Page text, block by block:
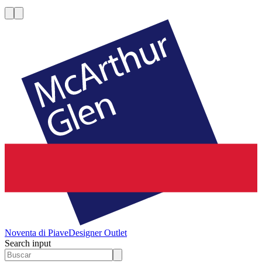
Noventa di PiaveDesigner Outlet
Search input